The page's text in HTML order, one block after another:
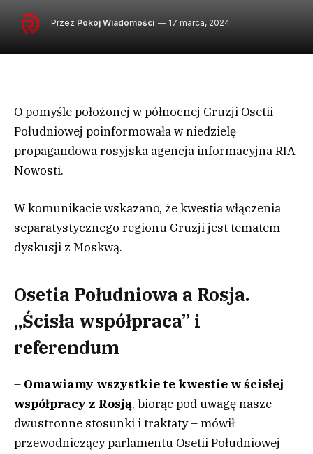
Przez Pokój Wiadomości 17 marca, 2024
O pomyśle położonej w północnej Gruzji Osetii
Południowej poinformowała w niedzielę
propagandowa rosyjska agencja informacyjna RIA
Nowosti.
W komunikacie wskazano, że kwestia włączenia
separatystycznego regionu Gruzji jest tematem
dyskusji z Moskwą.
Osetia Południowa a Rosja.
„Ścisła współpraca” i
referendum
– Omawiamy wszystkie te kwestie w ścisłej
współpracy z Rosją, biorąc pod uwagę nasze
dwustronne stosunki i traktaty – mówił
przewodniczący parlamentu Osetii Południowej